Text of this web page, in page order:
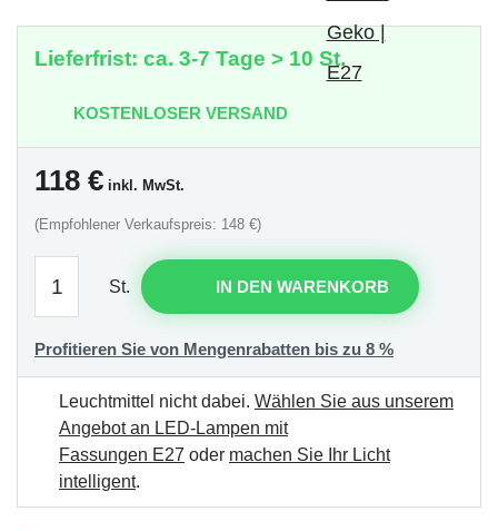
Lieferfrist: ca. 3-7 Tage > 10 St.
KOSTENLOSER VERSAND
118 € inkl. MwSt.
(Empfohlener Verkaufspreis: 148 €)
St. IN DEN WARENKORB
Profitieren Sie von Mengenrabatten bis zu 8 %
Leuchtmittel nicht dabei. Wählen Sie aus unserem
Angebot an LED-Lampen mit
Fassungen E27 oder machen Sie Ihr Licht
intelligent.